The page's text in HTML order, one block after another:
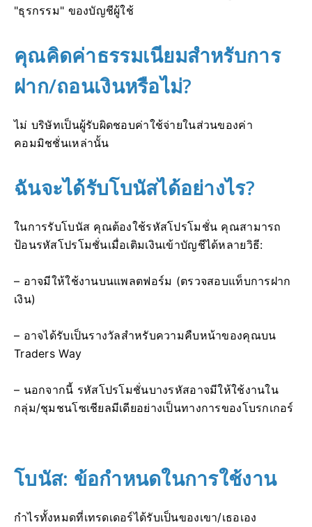
"ธุรกรรม" ของบัญชีผู้ใช้
คุณคิดค่าธรรมเนียมสำหรับการ
ฝาก/ถอนเงินหรือไม่?
ไม่ บริษัทเป็นผู้รับผิดชอบค่าใช้จ่ายในส่วนของค่า
คอมมิชชั่นเหล่านั้น
ฉันจะได้รับโบนัสได้อย่างไร?
ในการรับโบนัส คุณต้องใช้รหัสโปรโมชั่น คุณสามารถ
ป้อนรหัสโปรโมชั่นเมื่อเติมเงินเข้าบัญชีได้หลายวิธี:
– อาจมีให้ใช้งานบนแพลตฟอร์ม (ตรวจสอบแท็บการฝาก
เงิน)
– อาจได้รับเป็นรางวัลสำหรับความคืบหน้าของคุณบน
Traders Way
– นอกจากนี้ รหัสโปรโมชั่นบางรหัสอาจมีให้ใช้งานใน
กลุ่ม/ชุมชนโซเชียลมีเดียอย่างเป็นทางการของโบรกเกอร์
โบนัส: ข้อกำหนดในการใช้งาน
กำไรทั้งหมดที่เทรดเดอร์ได้รับเป็นของเขา/เธอเอง